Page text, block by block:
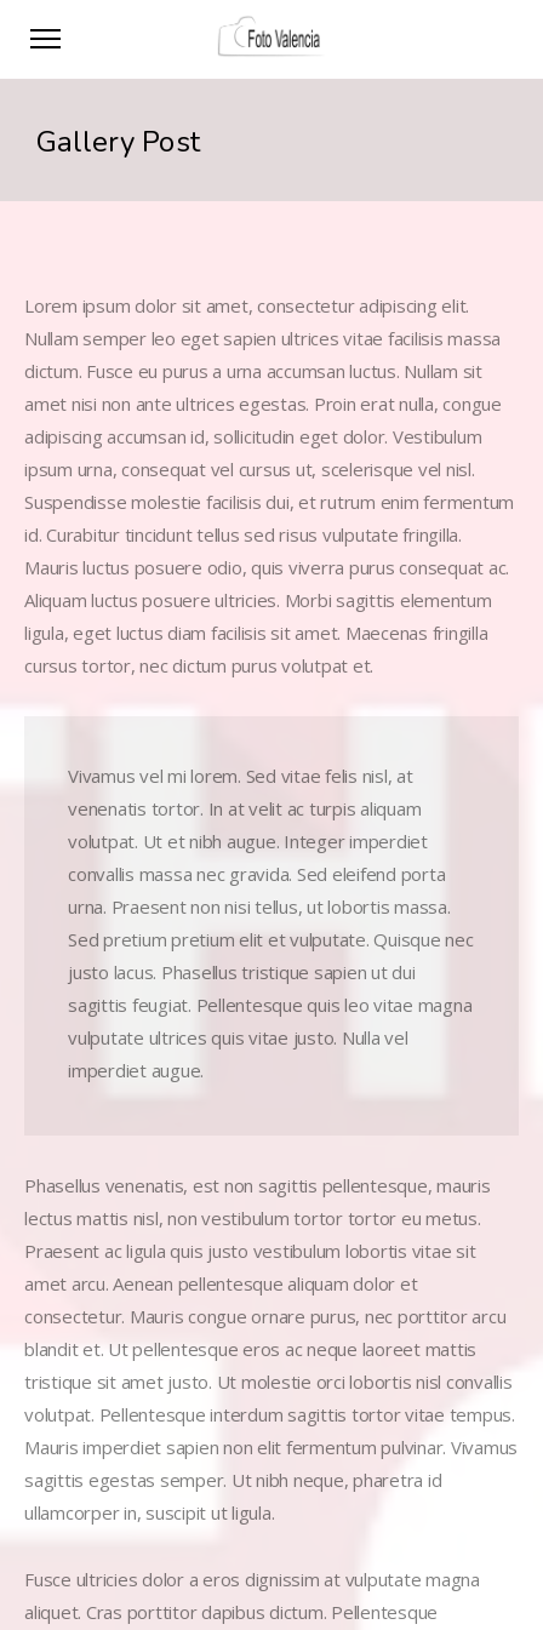
Gallery Post
Lorem ipsum dolor sit amet, consectetur adipiscing elit.
Nullam semper leo eget sapien ultrices vitae facilisis massa
dictum. Fusce eu purus a urna accumsan luctus. Nullam sit
amet nisi non ante ultrices egestas. Proin erat nulla, congue
adipiscing accumsan id, sollicitudin eget dolor. Vestibulum
ipsum urna, consequat vel cursus ut, scelerisque vel nisl.
Suspendisse molestie facilisis dui, et rutrum enim fermentum
id. Curabitur tincidunt tellus sed risus vulputate fringilla.
Mauris luctus posuere odio, quis viverra purus consequat ac.
Aliquam luctus posuere ultricies. Morbi sagittis elementum
ligula, eget luctus diam facilisis sit amet. Maecenas fringilla
cursus tortor, nec dictum purus volutpat et.
Vivamus vel mi lorem. Sed vitae felis nisl, at
venenatis tortor. In at velit ac turpis aliquam
volutpat. Ut et nibh augue. Integer imperdiet
convallis massa nec gravida. Sed eleifend porta
urna. Praesent non nisi tellus, ut lobortis massa.
Sed pretium pretium elit et vulputate. Quisque nec
justo lacus. Phasellus tristique sapien ut dui
sagittis feugiat. Pellentesque quis leo vitae magna
vulputate ultrices quis vitae justo. Nulla vel
imperdiet augue.
Phasellus venenatis, est non sagittis pellentesque, mauris
lectus mattis nisl, non vestibulum tortor tortor eu metus.
Praesent ac ligula quis justo vestibulum lobortis vitae sit
amet arcu. Aenean pellentesque aliquam dolor et
consectetur. Mauris congue ornare purus, nec porttitor arcu
blandit et. Ut pellentesque eros ac neque laoreet mattis
tristique sit amet justo. Ut molestie orci lobortis nisl convallis
volutpat. Pellentesque interdum sagittis tortor vitae tempus.
Mauris imperdiet sapien non elit fermentum pulvinar. Vivamus
sagittis egestas semper. Ut nibh neque, pharetra id
ullamcorper in, suscipit ut ligula.
Fusce ultricies dolor a eros dignissim at vulputate magna
aliquet. Cras porttitor dapibus dictum. Pellentesque